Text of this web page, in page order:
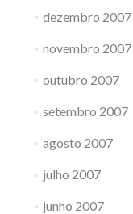
dezembro 2007
novembro 2007
outubro 2007
setembro 2007
agosto 2007
julho 2007
junho 2007